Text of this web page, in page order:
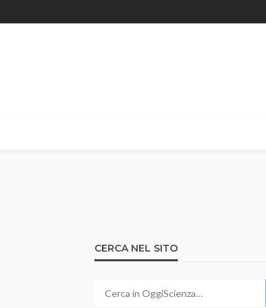
CERCA NEL SITO